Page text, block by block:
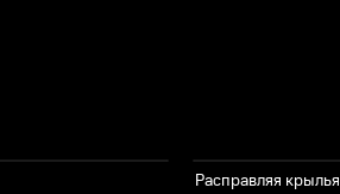
Расправляя крылья